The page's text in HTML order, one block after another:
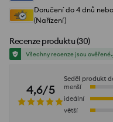
Doručení do 4 dnů
(Nařízení)
Recenze produktu(30)
Všechny recenze jsou ověřené.
4,6/5
Seděl produkt
menší
ideální
větší